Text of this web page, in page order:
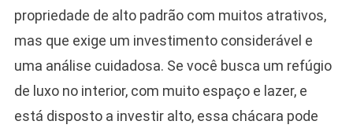
propriedade de alto padrão com muitos atrativos,
mas que exige um investimento considerável e
uma análise cuidadosa. Se você busca um refúgio
de luxo no interior, com muito espaço e lazer, e
está disposto a investir alto, essa chácara pode